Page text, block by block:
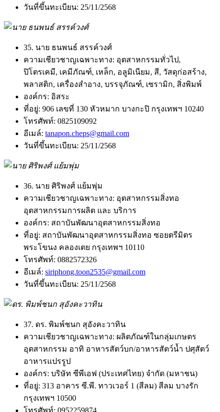
วันที่ขึ้นทะเบียน: 25/11/2568
35. นาย ธนพนธ์ สรรค์วงศ์
ความเชียวชาญเฉพาะทาง: อุตสาหกรรมทั่วไป,
ปิโตรเคมี, เคมีภัณฑ์, เหล็ก, อลูมิเนียม, สี, วัสดุก่อสร้าง,
พลาสติก, เครื่องสำอาง, บรรจุภัณฑ์, เซรามิก, สิ่งพิมพ์
องค์กร: อิสระ
ที่อยู่: 906 เลขที่ 130 หัวหมาก บางกะปิ กรุงเทพฯ 10240
โทรศัพท์: 0825109092
อีเมล์: tanapon.cheps@gmail.com
วันที่ขึ้นทะเบียน: 25/11/2568
36. นาย ศิริพงศ์ แย้มพุ่ม
ความเชียวชาญเฉพาะทาง: อุตสาหกรรมสิ่งทอ
อุตสาหกรรมการผลิต และ บริการ
องค์กร: สถาบันพัฒนาอุตสาหกรรมสิ่งทอ
ที่อยู่: สถาบันพัฒนาอุตสาหกรรมสิ่งทอ ซอยตรีมิตร
พระโขนง คลองเตย กรุงเทพฯ 10110
โทรศัพท์: 0882572326
อีเมล์: siriphong.toon2535@gmail.com
วันที่ขึ้นทะเบียน: 25/11/2568
37. ดร. พิมพ์ชนก สุอังคะวาทิน
ความเชียวชาญเฉพาะทาง: ผลิตภัณฑ์ในกลุ่มเกษตร
อุตสาหกรรม อาทิ อาหารสัตว์บก/อาหารสัตว์น้ำ ปศุสัตว์
อาหารแปรรูป
องค์กร: บริษัท ซีพีเอฟ (ประเทศไทย) จำกัด (มหาชน)
ที่อยู่: 313 อาคาร ซี.พี. ทาวเวอร์ 1 (สีลม) สีลม บางรัก
กรุงเทพฯ 10500